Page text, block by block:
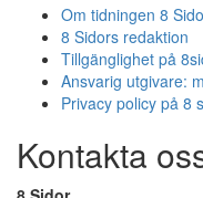
Om tidningen 8
8 Sidors redaktion
Tillgänglighet på
Ansvarig utgivare:
Privacy policy på 8
Kontakta